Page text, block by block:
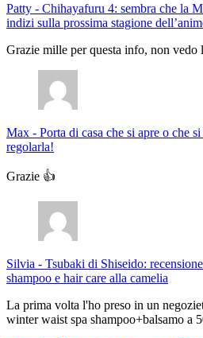
Patty - Chihayafuru 4: sembra che la
indizi sulla prossima stagione
Grazie mille per questa info, non vedo
Max - Porta di casa che si apre o che
regolarla!
Grazie 👍
Silvia - Tsubaki di Shiseido:
shampoo e hair care alla camelia
La prima volta l'ho preso in un
winter waist spa shampoo+balsamo a